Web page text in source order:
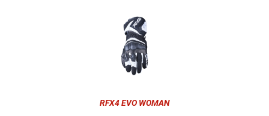
RFX4 EVO WOMAN